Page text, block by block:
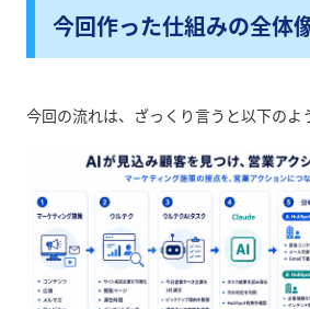
今回作った仕組みの全体
今回の流れは、ざっくり言うと以下のよ